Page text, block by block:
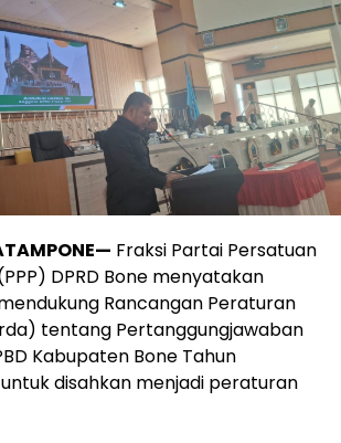
Fraksi Partai Persatuan
DPRD Bone menyatakan
Rancangan Peraturan
tentang Pertanggungjawaban
Kabupaten Bone Tahun
disahkan menjadi peraturan